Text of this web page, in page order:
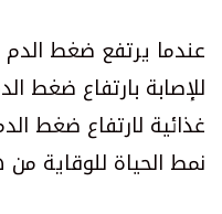
عندما يرتفع ضغط
للإصابة بارتفاع ضغط
غذائية لارتفاع ضغط
نمط الحياة للوقاية